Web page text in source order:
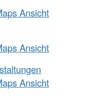
Ansicht
Ansicht
Ansicht